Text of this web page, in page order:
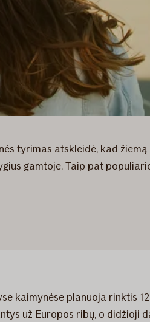
tyrimas atskleidė, kad
gamtoje. Taip pat
kaimynėse planuoja rinktis
už Europos ribų, o didžioji